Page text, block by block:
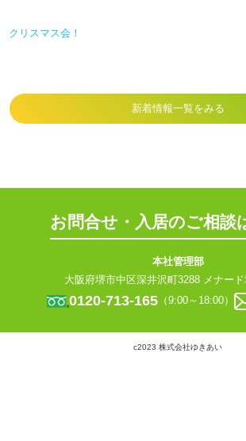
クリスマス会！
新着情報一覧をみる
お問合せ・入居のご相談
本社管理部
大阪府堺市中区深井沢町3288 メナー
0120-713-165 （9:00～18:00）
c2023 株式会社ゆきあい